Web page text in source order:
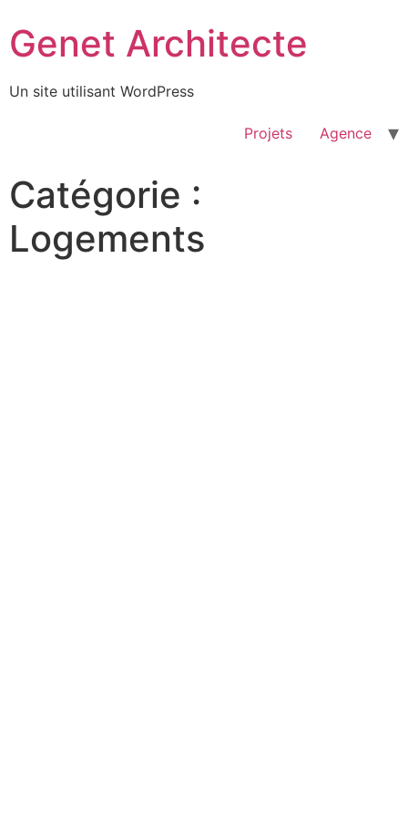
au
contenu
Genet Architecte
Un site utilisant WordPress
Projets Agence
Catégorie :
Logements